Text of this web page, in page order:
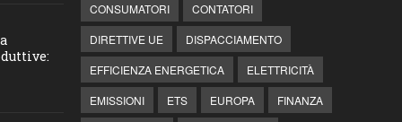
CONSUMATORI
CONTATORI
DIRETTIVE UE
DISPACCIAMENTO
EFFICIENZA ENERGETICA
ELETTRICITÀ
EMISSIONI
ETS EUROPA
FINANZA